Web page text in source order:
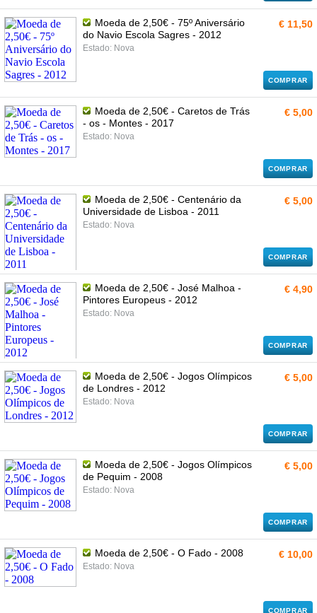
Moeda de 2,50€ - 75º Aniversário
do Navio Escola Sagres - 2012
Estado: Nova
€ 11,50
COMPRAR
Moeda de 2,50€ - Caretos de Trás
- os - Montes - 2017
Estado: Nova
€ 5,00
COMPRAR
Moeda de 2,50€ - Centenário da
Universidade de Lisboa - 2011
Estado: Nova
€ 5,00
COMPRAR
Moeda de 2,50€ - José Malhoa -
Pintores Europeus - 2012
Estado: Nova
€ 4,90
COMPRAR
Moeda de 2,50€ - Jogos Olímpicos
de Londres - 2012
Estado: Nova
€ 5,00
COMPRAR
Moeda de 2,50€ - Jogos Olímpicos
de Pequim - 2008
Estado: Nova
€ 5,00
COMPRAR
Moeda de 2,50€ - O Fado - 2008
Estado: Nova
€ 10,00
COMPRAR